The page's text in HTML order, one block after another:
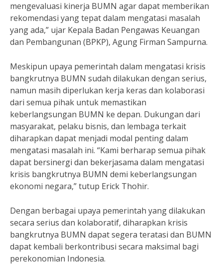
mengevaluasi kinerja BUMN agar dapat memberikan
rekomendasi yang tepat dalam mengatasi masalah
yang ada,” ujar Kepala Badan Pengawas Keuangan
dan Pembangunan (BPKP), Agung Firman Sampurna.
Meskipun upaya pemerintah dalam mengatasi krisis
bangkrutnya BUMN sudah dilakukan dengan serius,
namun masih diperlukan kerja keras dan kolaborasi
dari semua pihak untuk memastikan
keberlangsungan BUMN ke depan. Dukungan dari
masyarakat, pelaku bisnis, dan lembaga terkait
diharapkan dapat menjadi modal penting dalam
mengatasi masalah ini. “Kami berharap semua pihak
dapat bersinergi dan bekerjasama dalam mengatasi
krisis bangkrutnya BUMN demi keberlangsungan
ekonomi negara,” tutup Erick Thohir.
Dengan berbagai upaya pemerintah yang dilakukan
secara serius dan kolaboratif, diharapkan krisis
bangkrutnya BUMN dapat segera teratasi dan BUMN
dapat kembali berkontribusi secara maksimal bagi
perekonomian Indonesia.